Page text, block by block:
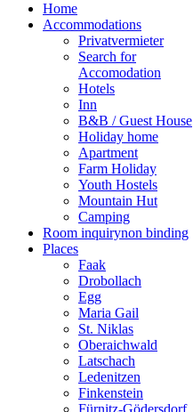
Home
Accommodations
Privatvermieter
Search for
Accomodation
Hotels
Inn
B&B / Guest House
Holiday home
Apartment
Farm Holiday
Youth Hostels
Mountain Hut
Camping
Room inquirynon binding
Places
Faak
Drobollach
Egg
Maria Gail
St. Niklas
Oberaichwald
Latschach
Ledenitzen
Finkenstein
Fürnitz-Gödersdorf